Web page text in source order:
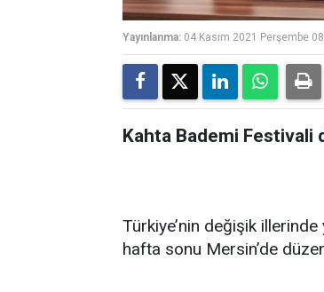
Yayınlanma: 04 Kasım 2021 Perşembe
Kahta Bademi Festivali
Türkiye’nin değişik
hafta sonu Mersin’de